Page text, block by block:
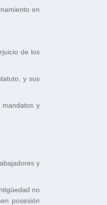
en
de los
y sus
y
y
no
posesión